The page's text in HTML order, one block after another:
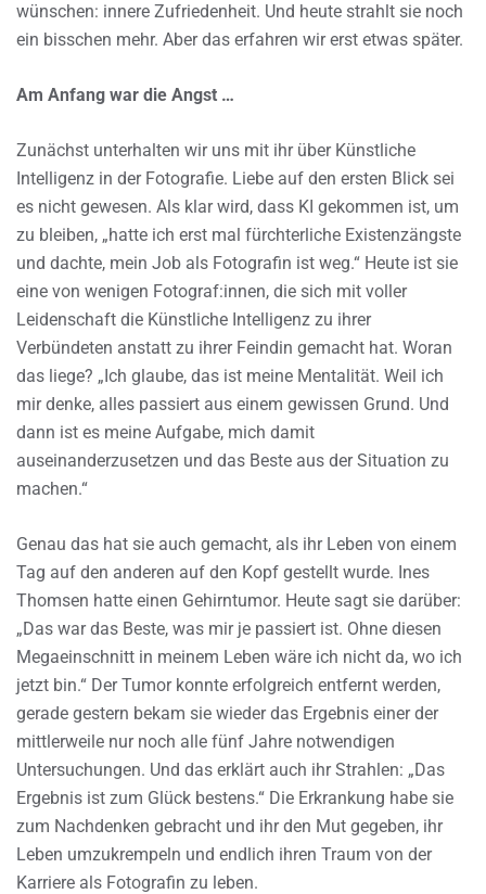
wünschen: innere Zufriedenheit. Und heute strahlt sie noch
ein bisschen mehr. Aber das erfahren wir erst etwas später.
Am Anfang war die Angst …
Zunächst unterhalten wir uns mit ihr über Künstliche
Intelligenz in der Fotografie. Liebe auf den ersten Blick sei
es nicht gewesen. Als klar wird, dass KI gekommen ist, um
zu bleiben, „hatte ich erst mal fürchterliche Existenzängste
und dachte, mein Job als Fotografin ist weg.“ Heute ist sie
eine von wenigen Fotograf:innen, die sich mit voller
Leidenschaft die Künstliche Intelligenz zu ihrer
Verbündeten anstatt zu ihrer Feindin gemacht hat. Woran
das liege? „Ich glaube, das ist meine Mentalität. Weil ich
mir denke, alles passiert aus einem gewissen Grund. Und
dann ist es meine Aufgabe, mich damit
auseinanderzusetzen und das Beste aus der Situation zu
machen.“
Genau das hat sie auch gemacht, als ihr Leben von einem
Tag auf den anderen auf den Kopf gestellt wurde. Ines
Thomsen hatte einen Gehirntumor. Heute sagt sie darüber:
„Das war das Beste, was mir je passiert ist. Ohne diesen
Megaeinschnitt in meinem Leben wäre ich nicht da, wo ich
jetzt bin.“ Der Tumor konnte erfolgreich entfernt werden,
gerade gestern bekam sie wieder das Ergebnis einer der
mittlerweile nur noch alle fünf Jahre notwendigen
Untersuchungen. Und das erklärt auch ihr Strahlen: „Das
Ergebnis ist zum Glück bestens.“ Die Erkrankung habe sie
zum Nachdenken gebracht und ihr den Mut gegeben, ihr
Leben umzukrempeln und endlich ihren Traum von der
Karriere als Fotografin zu leben.